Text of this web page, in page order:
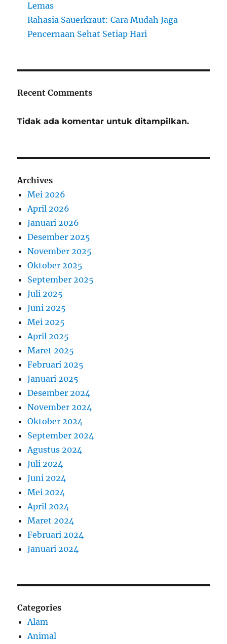
Lemas
Rahasia Sauerkraut: Cara Mudah Jaga
Pencernaan Sehat Setiap Hari
Recent Comments
Tidak ada komentar untuk ditampilkan.
Archives
Mei 2026
April 2026
Januari 2026
Desember 2025
November 2025
Oktober 2025
September 2025
Juli 2025
Juni 2025
Mei 2025
April 2025
Maret 2025
Februari 2025
Januari 2025
Desember 2024
November 2024
Oktober 2024
September 2024
Agustus 2024
Juli 2024
Juni 2024
Mei 2024
April 2024
Maret 2024
Februari 2024
Januari 2024
Categories
Alam
Animal